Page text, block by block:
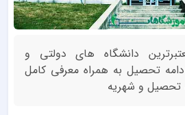
دانشگاه های دولتی و
تحصیل به همراه معرفی کامل
تحصیل و شهریه